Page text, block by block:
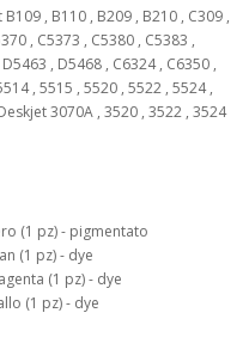
, B110 , B209 , B210 , C309 ,
, C5373 , C5380 , C5383 ,
, D5468 , C6324 , C6350 ,
, 5515 , 5520 , 5522 , 5524 ,
3070A , 3520 , 3522 , 3524
(1 pz) - pigmentato
(1 pz) - dye
(1 pz) - dye
(1 pz) - dye